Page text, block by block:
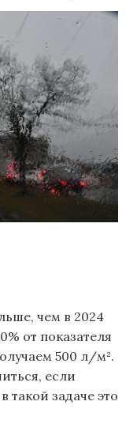
чем в 2024
от показателя
500 л/м².
если
такой задаче это